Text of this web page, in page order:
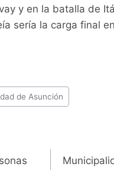
y en la batalla de
sería la carga final
de Asunción